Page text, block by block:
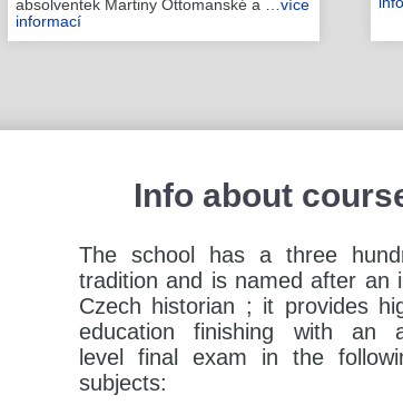
absolventek Martiny Ottomanské a …více
informací
Info about
The school has a three
tradition and is named after an
Czech historian ; it provides
education finishing with an
level final exam in the
subjects: